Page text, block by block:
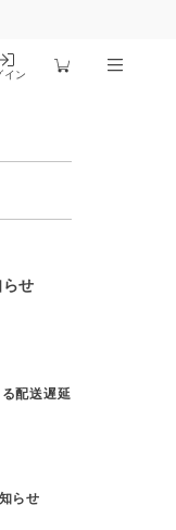
イン
せ
配送遅延
らせ